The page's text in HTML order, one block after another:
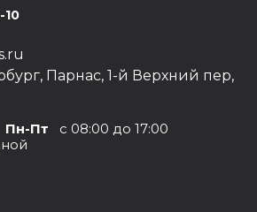
10
Парнас, 1-й Верхний пер,
Пн-Пт с 08:00 до 17:00